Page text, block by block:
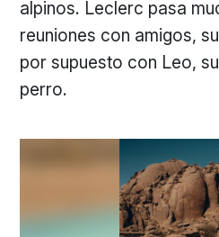
alpinos. Leclerc pasa
reuniones con amigos,
por supuesto con Leo,
perro.